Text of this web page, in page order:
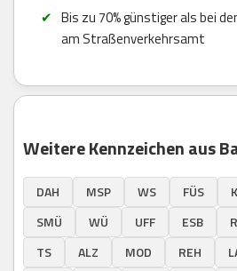
Bis zu 70% günstiger als bei
am Straßenverkehrsamt
Weitere Kennzeichen aus
DAH MSP WS FÜS
SMÜ
WÜ UFF ESB R
TS
ALZ MOD REH